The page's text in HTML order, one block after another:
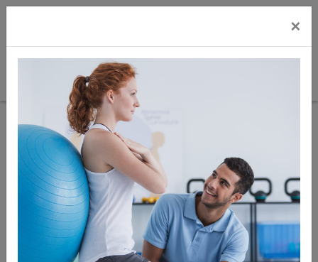
×
Zur
Übersicht